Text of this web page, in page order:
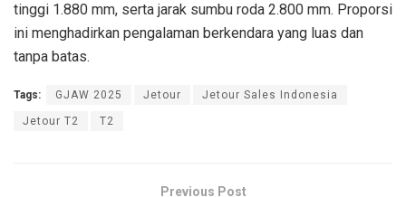
tinggi 1.880 mm, serta jarak sumbu roda 2.800 mm. Proporsi
ini menghadirkan pengalaman berkendara yang luas dan
tanpa batas.
Tags: GJAW 2025 Jetour Jetour Sales Indonesia
Jetour T2 T2
Previous Post